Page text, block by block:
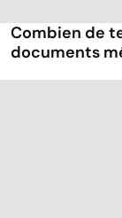
Combien de
documents